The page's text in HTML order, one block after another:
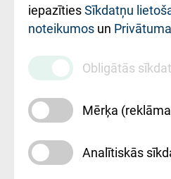
iestādes kods
010000234
Maksas
pakalpojumu
cenrādis
iepazītiesSīkdatņu
noteikumos un
Obligātās
Mērķa
Analītiskās